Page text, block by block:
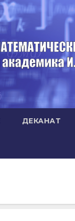
ДЕКАНАТ